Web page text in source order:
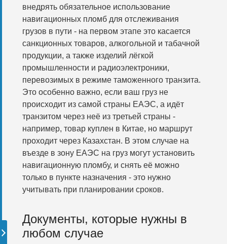
внедрять обязательное использование
навигационных пломб для отслеживания
грузов в пути - на первом этапе это касается
санкционных товаров, алкогольной и табачной
продукции, а также изделий лёгкой
промышленности и радиоэлектроники,
перевозимых в режиме таможенного транзита.
Это особенно важно, если ваш груз не
происходит из самой страны ЕАЭС, а идёт
транзитом через неё из третьей страны -
например, товар куплен в Китае, но маршрут
проходит через Казахстан. В этом случае на
въезде в зону ЕАЭС на груз могут установить
навигационную пломбу, и снять её можно
только в пункте назначения - это нужно
учитывать при планировании сроков.
Документы, которые нужны в
любом случае